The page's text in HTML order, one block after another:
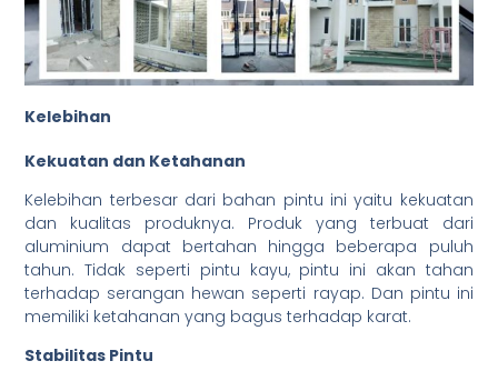
Kelebihan
Kekuatan dan Ketahanan
Kelebihan terbesar dari bahan pintu ini yaitu kekuatan
dan kualitas produknya. Produk yang terbuat dari
aluminium dapat bertahan hingga beberapa puluh
tahun. Tidak seperti pintu kayu, pintu ini akan tahan
terhadap serangan hewan seperti rayap. Dan pintu ini
memiliki ketahanan yang bagus terhadap karat.
Stabilitas Pintu